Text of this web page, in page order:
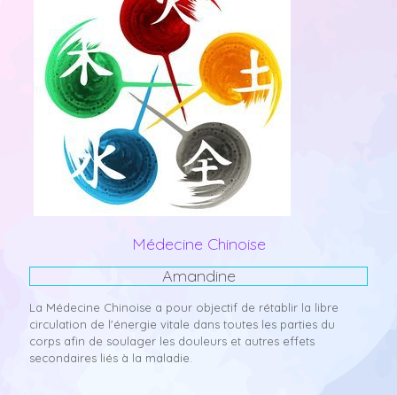
Médecine Chinoise
Amandine
La Médecine Chinoise a pour objectif de rétablir la libre
circulation de l'énergie vitale dans toutes les parties du
corps afin de soulager les douleurs et autres effets
secondaires liés à la maladie.